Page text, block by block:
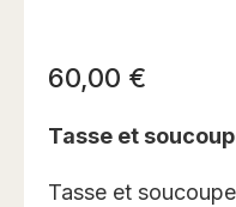
60,00 €
Tasse et
Tasse et